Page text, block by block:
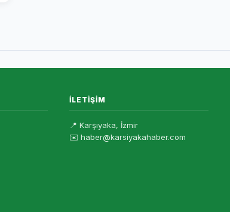
İLETIŞIM
📍 Karşıyaka, İzmir
✉️ haber@karsiyakahaber.com